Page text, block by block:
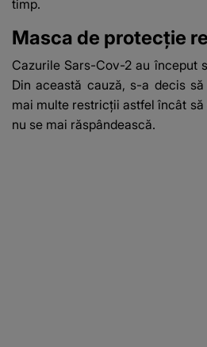
timp.
Masca de protecție
Cazurile Sars-Cov-2 au început
Din această cauză, s-a decis
mai multe restricții astfel încât
nu se mai răspândească.